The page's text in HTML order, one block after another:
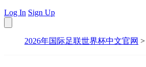
Log In Sign Up
2026年国际足联世界杯中文官网 >